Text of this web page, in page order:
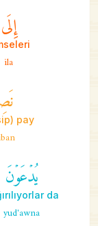
إِلَى
ila
pay
يُدۡعَوۡنَ
da
yud'awna